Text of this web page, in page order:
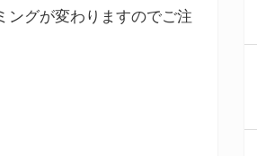
ングが変わりますのでご注